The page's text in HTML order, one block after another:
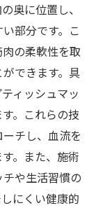
奥に位置し、
部分です。こ
の柔軟性を取
できます。具
ィッシュマッ
。これらの技
チし、血流を
。また、施術
や生活習慣の
にくい健康的